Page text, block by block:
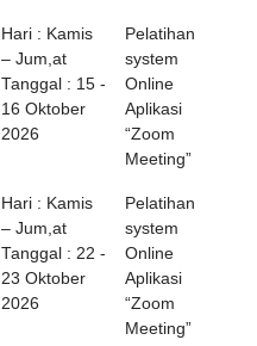
Hari : Kamis
– Jum,at
Tanggal : 15 -
16 Oktober
2026
Pelatihan
system
Online
Aplikasi
“Zoom
Meeting”
Hari : Kamis
– Jum,at
Tanggal : 22 -
23 Oktober
2026
Pelatihan
system
Online
Aplikasi
“Zoom
Meeting”